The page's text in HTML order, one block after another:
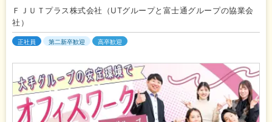
ＦＪＵＴプラス株式会社（UTグループと富士通グループの協業会
社）
正社員 第二新卒歓迎 高卒歓迎